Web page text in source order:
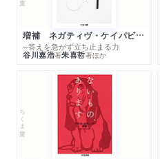
増補 ネガティヴ・ケイパビリティで生きる
─答えを急がず立ち止まる力
谷川嘉浩著朱喜哲著ほか
ちくま文庫